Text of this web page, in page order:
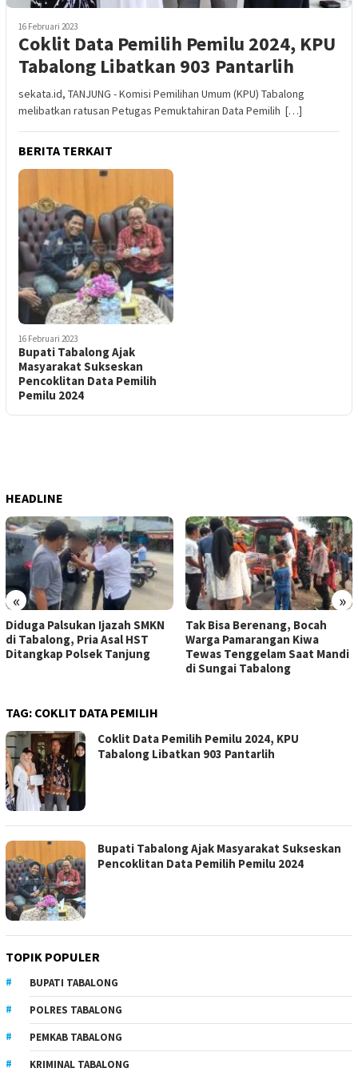
16 Februari 2023
Coklit Data Pemilih Pemilu 2024, KPU
Tabalong Libatkan 903 Pantarlih
sekata.id, TANJUNG - Komisi Pemilihan Umum (KPU) Tabalong
melibatkan ratusan Petugas Pemuktahiran Data Pemilih […]
BERITA TERKAIT
16 Februari 2023
Bupati Tabalong Ajak
Masyarakat Sukseskan
Pencoklitan Data Pemilih
Pemilu 2024
HEADLINE
« »
Diduga Palsukan Ijazah SMKN
di Tabalong, Pria Asal HST
Ditangkap Polsek Tanjung
Tak Bisa Berenang, Bocah
Warga Pamarangan Kiwa
Tewas Tenggelam Saat Mandi
di Sungai Tabalong
TAG: COKLIT DATA PEMILIH
Coklit Data Pemilih Pemilu 2024, KPU
Tabalong Libatkan 903 Pantarlih
Bupati Tabalong Ajak Masyarakat Sukseskan
Pencoklitan Data Pemilih Pemilu 2024
TOPIK POPULER
BUPATI TABALONG
POLRES TABALONG
PEMKAB TABALONG
KRIMINAL TABALONG